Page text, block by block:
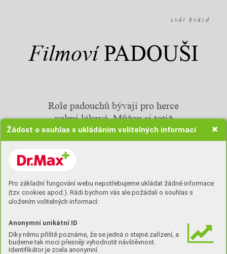
Žádost o souhlas s ukládáním volitelných informací
Pro základní fungování webu nepotřebujeme ukládat žádné informace
(tzv. cookies apod.). Rádi bychom vás ale požádali o souhlas s
uložením volitelných informací:
Anonymní unikátní ID
Díky němu příště poznáme, že se jedná o stejné zařízení, a
budeme tak moci přesněji vyhodnotit návštěvnost.
Identifikátor je zcela anonymní.
s v ě t h v ě z d
FilmovíPADOUŠI
Role padouchů bývají pro herce
velmi lákavé. Můžou si totiž
vyzkoušet to, co by v běžném životě
mohli jen stěží. Divokou honičku na
střeše vlaku, jízdu na koni nebo kůži
kanibala. Dostat se k filmu je jedna
věc a dostat se k rolím, které se
divákům vryjí do paměti, je věc
druhá. Neméně složitá. O tom, komu
se to podařilo, se dočtete
v následujícím článku.